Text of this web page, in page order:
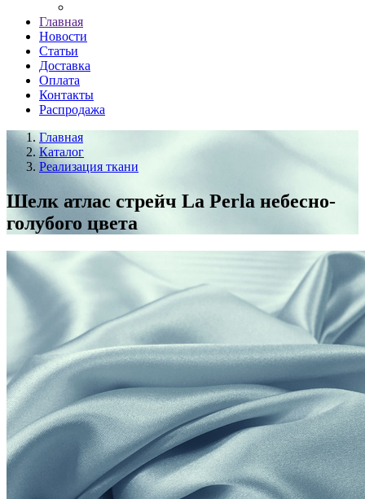
Главная
Новости
Статьи
Доставка
Оплата
Контакты
Распродажа
Главная
Каталог
Реализация ткани
Шелк атлас стрейч La Perla небесно-
голубого цвета